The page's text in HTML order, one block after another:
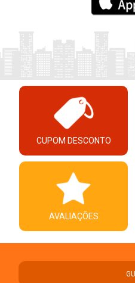
CUPOM DESCONTO
AVALIAÇÕES